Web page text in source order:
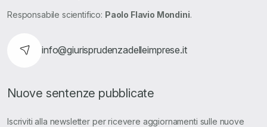
Responsabile scientifico: Paolo Flavio Mondini.
info@giurisprudenzadelleimprese.it
Nuove sentenze pubblicate
Iscriviti alla newsletter per ricevere aggiornamenti sulle nuove